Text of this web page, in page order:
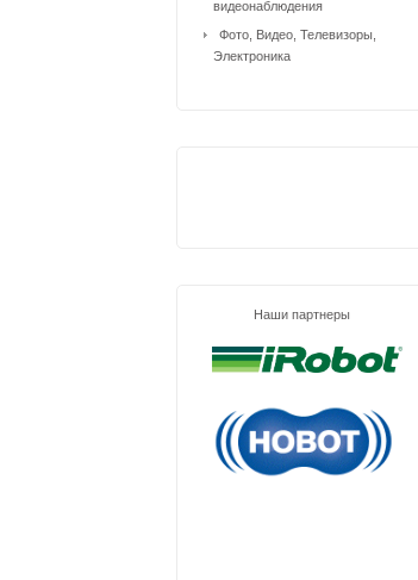
видеонаблюдения
Фото, Видео, Телевизоры,
Электроника
Наши партнеры